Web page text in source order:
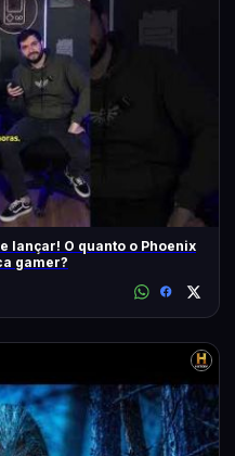
lançar! O quanto o Phoenix
gamer?